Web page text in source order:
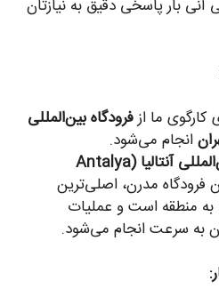
بار پاسخی دقیق به نیازتان
کارگوی ما ازفرودگاه بین‌المللی
انجام می‌شود.
فرودگاه بین‌المللی آنتالیا (Antalya
فرودگاه مدرن، اصلی‌ترین
به منطقه است و عملیات
به سرعت انجام می‌شود.